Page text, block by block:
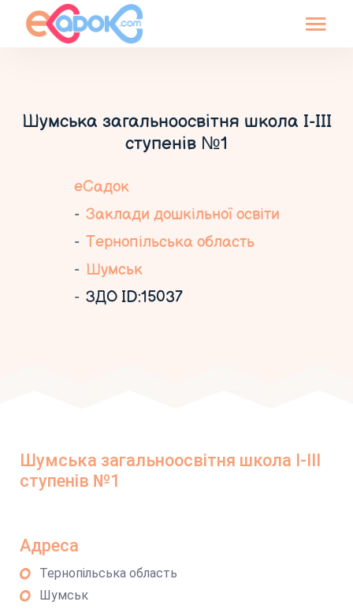
Шумська загальноосвітня школа I-III
ступенів №1
еСадок
Заклади дошкільної освіти
Тернопільська область
Шумськ
ЗДО ID:15037
Шумська загальноосвітня школа I-III
ступенів №1
Адреса
Тернопільська область
Шумськ